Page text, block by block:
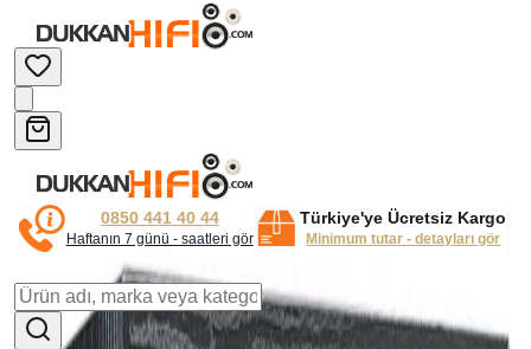
0850 441 40 44
Haftanın 7 günü - saatleri gör
Türkiye'ye Ücretsiz Kargo
Minimum tutar - detayları gör